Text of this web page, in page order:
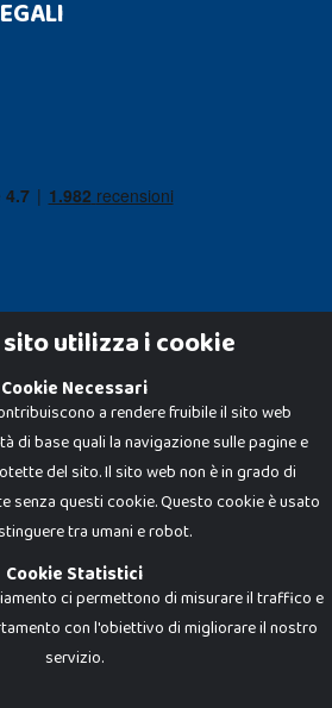
Giocabene Srl. Ogni riproduzione o utilizzo non
severamente vietato. Tutti i loghi, marchi,
sono di proprietà dei rispettivi titolari.
potrebbero differire da quanto esposto in
20123 Milano (MI)
- C.S. 10.000 i.v.
utilizza i cookie
Cookie Necessari
a rendere fruibile il sito web
di base quali la navigazione sulle pagine e
del sito. Il sito web non è in grado di
senza questi cookie. Questo cookie è usato
tra umani e robot.
Cookie Statistici
ci permettono di misurare il traffico e
con l'obiettivo di migliorare il nostro
servizio.